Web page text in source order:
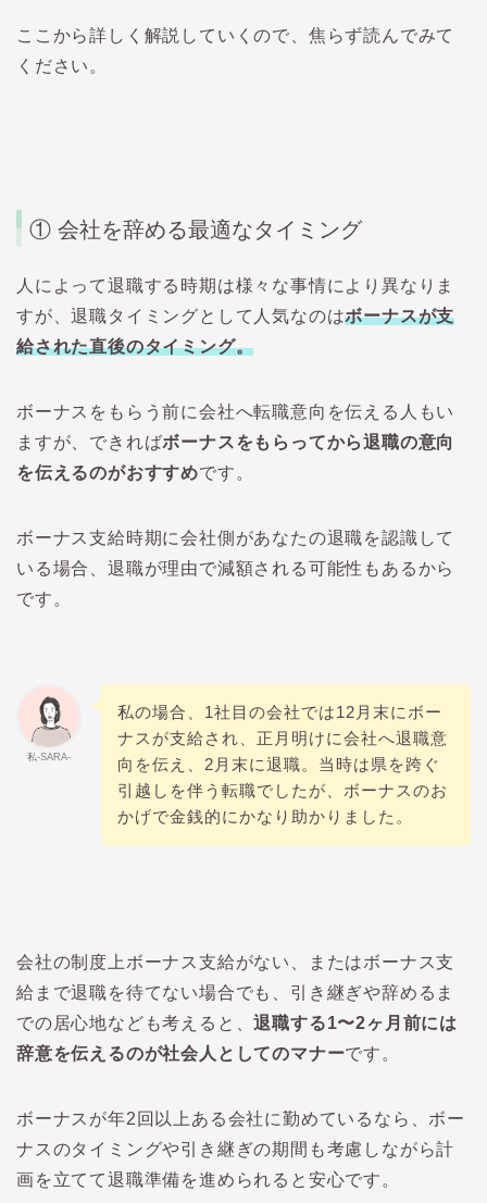
ここから詳しく解説していくので、焦らず読んでみて
ください。
① 会社を辞める最適なタイミング
人によって退職する時期は様々な事情により異なりま
すが、退職タイミングとして人気なのはボーナスが支
給された直後のタイミング。
ボーナスをもらう前に会社へ転職意向を伝える人もい
ますが、できればボーナスをもらってから退職の意向
を伝えるのがおすすめです。
ボーナス支給時期に会社側があなたの退職を認識して
いる場合、退職が理由で減額される可能性もあるから
です。
私-SARA-
私の場合、1社目の会社では12月末にボー
ナスが支給され、正月明けに会社へ退職意
向を伝え、2月末に退職。当時は県を跨ぐ
引越しを伴う転職でしたが、ボーナスのお
かげで金銭的にかなり助かりました。
会社の制度上ボーナス支給がない、またはボーナス支
給まで退職を待てない場合でも、引き継ぎや辞めるま
での居心地なども考えると、退職する1〜2ヶ月前には
辞意を伝えるのが社会人としてのマナーです。
ボーナスが年2回以上ある会社に勤めているなら、ボー
ナスのタイミングや引き継ぎの期間も考慮しながら計
画を立てて退職準備を進められると安心です。